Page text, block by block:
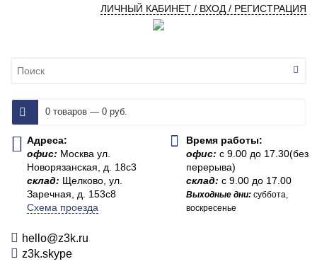
ЛИЧНЫЙ КАБИНЕТ / ВХОД / РЕГИСТРАЦИЯ
0 товаров — 0 руб.
Адреса:
офис: Москва ул.
Новорязанская, д. 18с3
склад: Щелково, ул.
Заречная, д. 153с8
Схема проезда
Время работы:
офис:с 9.00 до 17.30(без
перерыва)
склад:с 9.00 до 17.00
Выходные дни:суббота,
воскресенье
hello@z3k.ru
z3k.skype